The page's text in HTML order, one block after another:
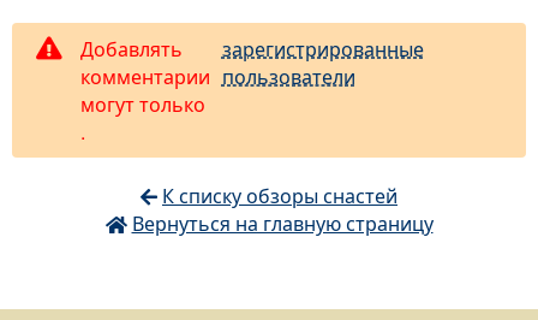
Добавлять
комментарии
могут только
зарегистрированные
пользователи
.
К списку обзоры снастей
Вернуться на главную страницу